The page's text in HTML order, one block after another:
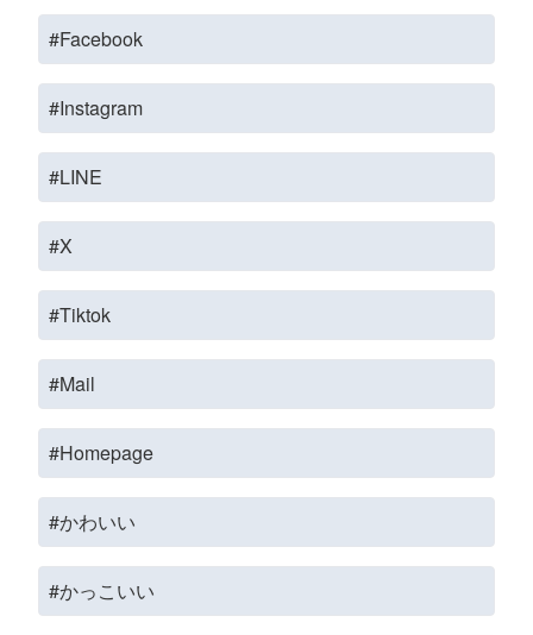
#Facebook
#Instagram
#LINE
#X
#Tiktok
#Mail
#Homepage
#かわいい
#かっこいい